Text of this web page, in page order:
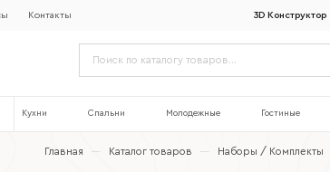
Контакты 3D Конструктор
Кухни Спальни Молодежные Гостиные
Главная — Каталог товаров — Наборы / Комплекты